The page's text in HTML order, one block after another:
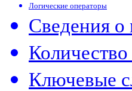
Логические операторы
Сведения о
Ключевые